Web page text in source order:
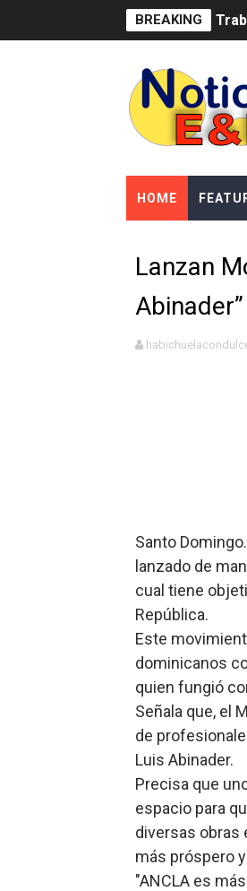
BREAKING
-
El
HOME
Lanzan
Abinader”
Santo
lanzado de
cual tiene
República.
Este
dominicanos
quien fungió
Señala que, el
de
Luis Abinader.
Precisa que
espacio para
diversas obras
más próspero
"ANCLA es